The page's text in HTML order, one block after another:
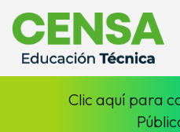
Clic aquí para